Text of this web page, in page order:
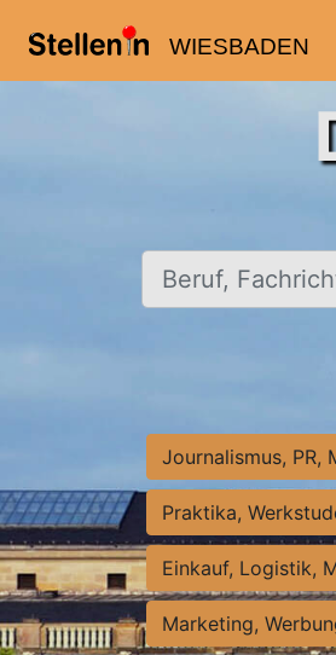
WIESBADEN
Beruf, Fachrichtung,
Journalismus, PR,
Praktika,
Einkauf, Logistik,
Marketing,